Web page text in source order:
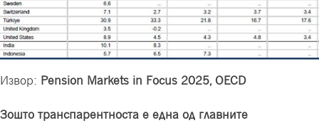
Извор: Pension Markets in Focus 2025, OECD
Зошто транспарентноста е една од главните